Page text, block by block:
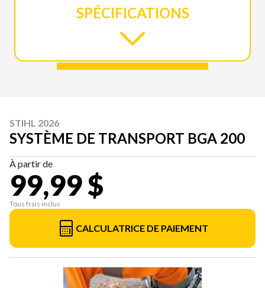
SPÉCIFICATIONS
STIHL 2026
SYSTÈME DE TRANSPORT BGA 200
À partir de
99,99 $
Tous frais inclus
CALCULATRICE DE PAIEMENT